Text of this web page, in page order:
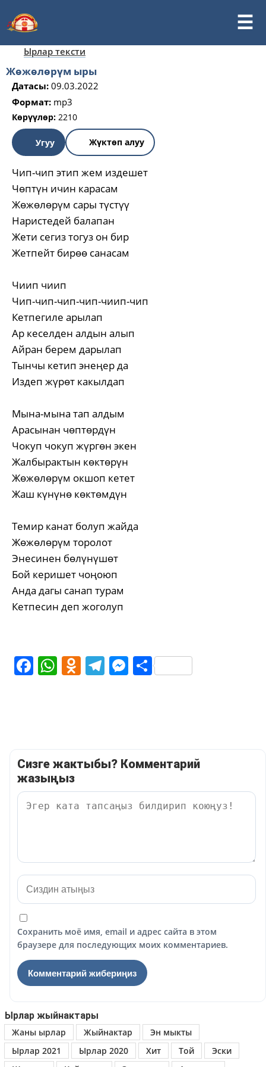
Ырлар тексти
Жөжөлөрүм ыры
Датасы: 09.03.2022
Формат: mp3
Көрүүлөр: 2210
Угуу Жүктөп алуу
Чип-чип этип жем издешет
Чөптүн ичин карасам
Жөжөлөрүм сары түстүү
Наристедей балапан
Жети сегиз тогуз он бир
Жетпейт бирөө санасам
Чиип чиип
Чип-чип-чип-чип-чиип-чип
Кетпегиле арылап
Ар кеселден алдын алып
Айран берем дарылап
Тынчы кетип энеңер да
Издеп жүрөт какылдап
Мына-мына тап алдым
Арасынан чөптөрдүн
Чокуп чокуп жүргөн экен
Жалбырактын көктөрүн
Жөжөлөрүм окшоп кетет
Жаш күнүнө көктөмдүн
Темир канат болуп жайда
Жөжөлөрүм торолот
Энесинен бөлүнүшөт
Бой керишет чоңоюп
Анда дагы санап турам
Кетпесин деп жоголуп
Facebook
WhatsApp
Odnoklassniki
Telegram
Messenger
Share
Сизге жактыбы? Комментарий
жазыңыз
Сохранить моё имя, email и адрес сайта в этом
браузере для последующих моих комментариев.
Ырлар жыйнактары
Жаны ырлар
Жыйнактар
Эн мыкты
Ырлар 2021
Ырлар 2020 Хит Той
Эски